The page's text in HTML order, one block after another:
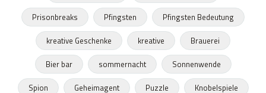
Prisonbreaks
Pfingsten
Pfingsten Bedeutung
kreative Geschenke
kreative
Brauerei
Bier bar
sommernacht
Sonnenwende
Spion
Geheimagent Puzzle
Knobelspiele